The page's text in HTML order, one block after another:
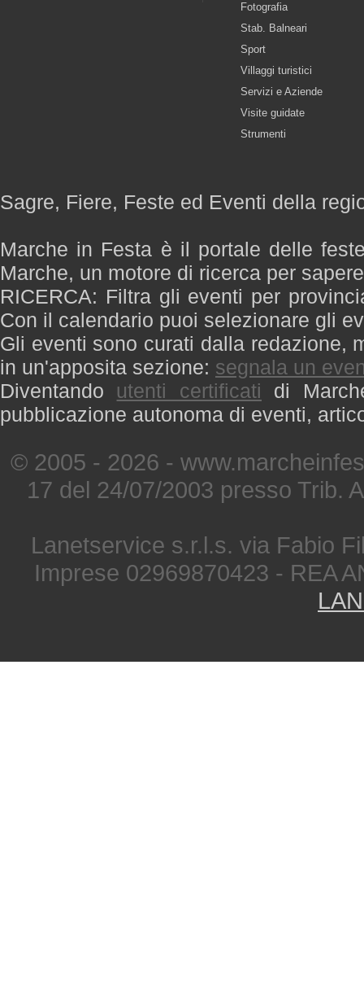
Fotografia
Stab. Balneari
Sport
Villaggi turistici
Servizi e Aziende
Visite guidate
Strumenti
Sagre, Fiere, Feste ed Eventi della
Marche in Festa è il portale delle
Marche, un motore di ricerca per
RICERCA: Filtra gli eventi per
Con il calendario puoi selezionare gli
Gli eventi sono curati dalla redazione,
in un'apposita sezione: segnala un
Diventando utenti certificati di
pubblicazione autonoma di eventi,
© 2005 - 2026 -
17 del 24/07/2003 presso Trib.
Lanetservice s.r.l.s. via Fabio
Imprese 02969870423 - REA